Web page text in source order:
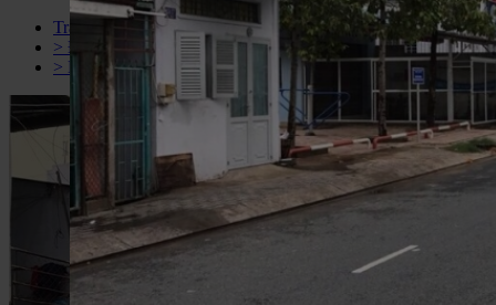
Trang chủ
> Đất Bán
> Bán đất đường Lý Phục Man quận 7